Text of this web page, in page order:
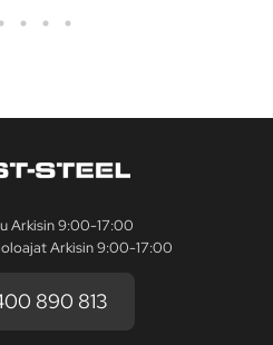
Arkisin 9:00-17:00
Arkisin 9:00-17:00
890 813